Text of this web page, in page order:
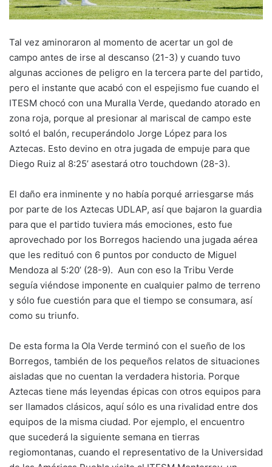
Tal vez aminoraron al momento de acertar un gol de
campo antes de irse al descanso (21-3) y cuando tuvo
algunas acciones de peligro en la tercera parte del partido,
pero el instante que acabó con el espejismo fue cuando el
ITESM chocó con una Muralla Verde, quedando atorado en
zona roja, porque al presionar al mariscal de campo este
soltó el balón, recuperándolo Jorge López para los
Aztecas. Esto devino en otra jugada de empuje para que
Diego Ruiz al 8:25’ asestará otro touchdown (28-3).
El daño era inminente y no había porqué arriesgarse más
por parte de los Aztecas UDLAP, así que bajaron la guardia
para que el partido tuviera más emociones, esto fue
aprovechado por los Borregos haciendo una jugada aérea
que les redituó con 6 puntos por conducto de Miguel
Mendoza al 5:20’ (28-9). Aun con eso la Tribu Verde
seguía viéndose imponente en cualquier palmo de terreno
y sólo fue cuestión para que el tiempo se consumara, así
como su triunfo.
De esta forma la Ola Verde terminó con el sueño de los
Borregos, también de los pequeños relatos de situaciones
aisladas que no cuentan la verdadera historia. Porque
Aztecas tiene más leyendas épicas con otros equipos para
ser llamados clásicos, aquí sólo es una rivalidad entre dos
equipos de la misma ciudad. Por ejemplo, el encuentro
que sucederá la siguiente semana en tierras
regiomontanas, cuando el representativo de la Universidad